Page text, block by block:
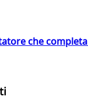
che completa